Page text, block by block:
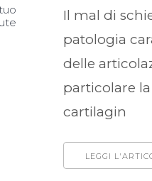
Il mal di
patologia
delle
particolare
cartilagin
LEGGI